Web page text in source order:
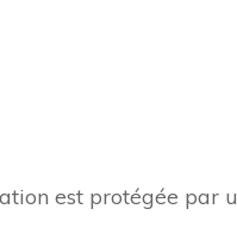
est protégée par